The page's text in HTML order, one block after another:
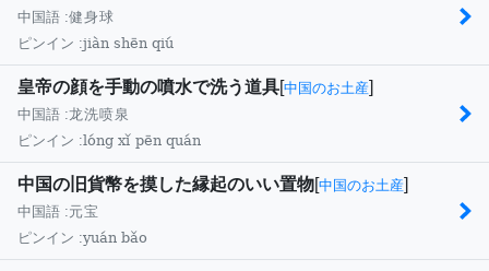
中国語 :健身球
ピンイン :jiàn shēn qiú
皇帝の顔を手動の噴水で洗う道具[中国のお土産]
中国語 :龙洗喷泉
ピンイン :lóng xǐ pēn quán
中国の旧貨幣を摸した縁起のいい置物[中国のお土産]
中国語 :元宝
ピンイン :yuán bǎo